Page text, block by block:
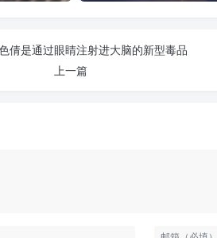
倩是通过眼睛注射进大脑的新型毒品
上一篇